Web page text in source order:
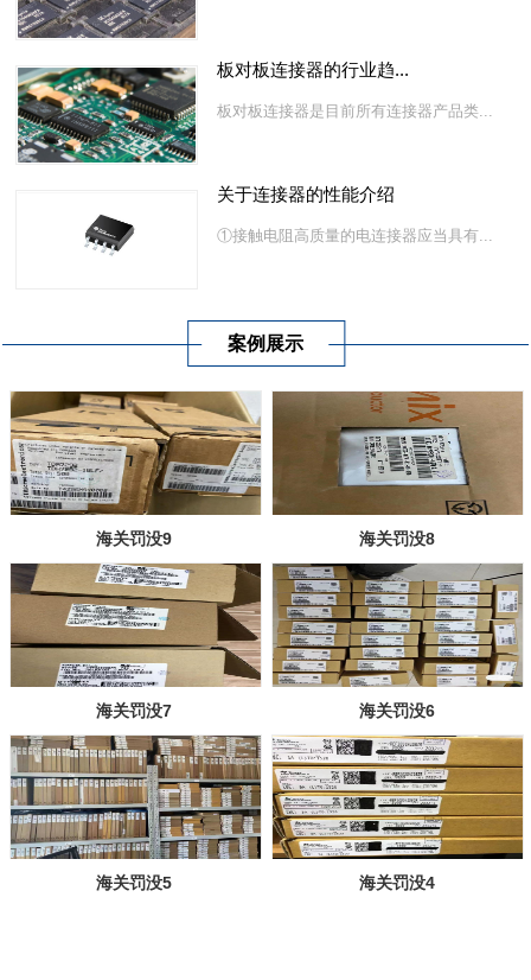
板对板连接器的行业趋...
板对板连接器是目前所有连接器产品类...
关于连接器的性能介绍
①接触电阻高质量的电连接器应当具有...
案例展示
海关罚没9 海关罚没8
海关罚没7 海关罚没6
海关罚没5 海关罚没4